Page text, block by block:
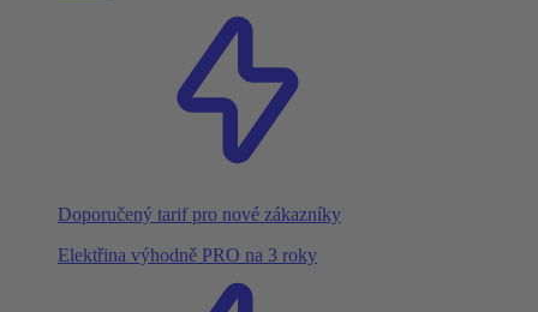
Doporučený tarif pro nové zákazníky
Elektřina výhodně PRO na 3 roky